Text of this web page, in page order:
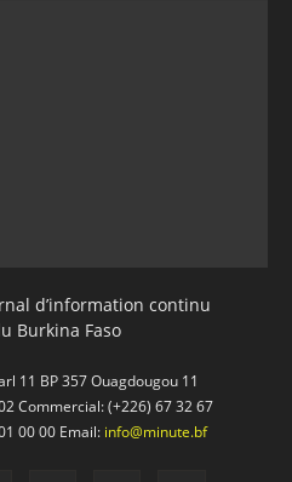
d’information continu
Burkina Faso
11 BP 357 Ouagdougou 11
Commercial: (+226) 67 32 67
00 00 Email: info@minute.bf